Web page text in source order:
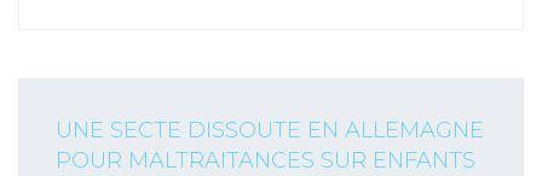
UNE SECTE DISSOUTE EN ALLEMAGNE
POUR MALTRAITANCES SUR ENFANTS